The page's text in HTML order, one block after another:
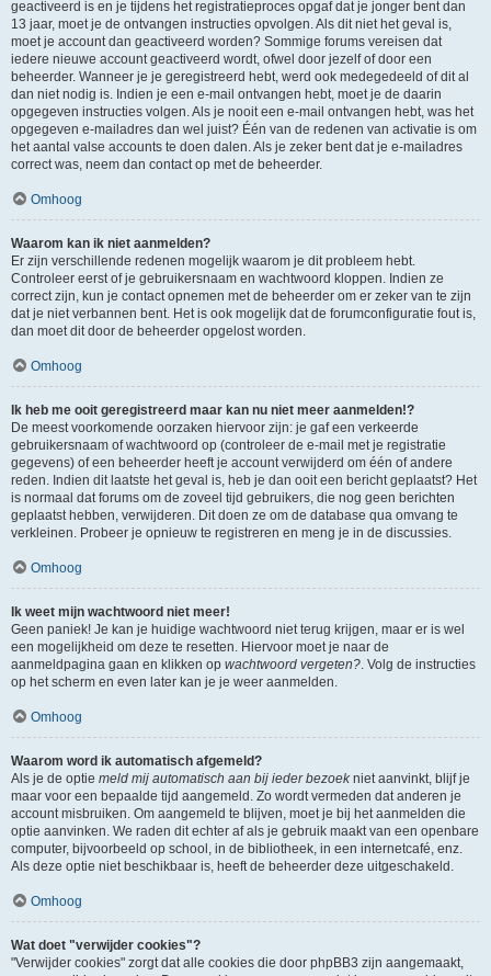
geactiveerd is en je tijdens het registratieproces opgaf dat je jonger bent dan
13 jaar, moet je de ontvangen instructies opvolgen. Als dit niet het geval is,
moet je account dan geactiveerd worden? Sommige forums vereisen dat
iedere nieuwe account geactiveerd wordt, ofwel door jezelf of door een
beheerder. Wanneer je je geregistreerd hebt, werd ook medegedeeld of dit al
dan niet nodig is. Indien je een e-mail ontvangen hebt, moet je de daarin
opgegeven instructies volgen. Als je nooit een e-mail ontvangen hebt, was het
opgegeven e-mailadres dan wel juist? Één van de redenen van activatie is om
het aantal valse accounts te doen dalen. Als je zeker bent dat je e-mailadres
correct was, neem dan contact op met de beheerder.
Omhoog
Waarom kan ik niet aanmelden?
Er zijn verschillende redenen mogelijk waarom je dit probleem hebt.
Controleer eerst of je gebruikersnaam en wachtwoord kloppen. Indien ze
correct zijn, kun je contact opnemen met de beheerder om er zeker van te zijn
dat je niet verbannen bent. Het is ook mogelijk dat de forumconfiguratie fout is,
dan moet dit door de beheerder opgelost worden.
Omhoog
Ik heb me ooit geregistreerd maar kan nu niet meer aanmelden!?
De meest voorkomende oorzaken hiervoor zijn: je gaf een verkeerde
gebruikersnaam of wachtwoord op (controleer de e-mail met je registratie
gegevens) of een beheerder heeft je account verwijderd om één of andere
reden. Indien dit laatste het geval is, heb je dan ooit een bericht geplaatst? Het
is normaal dat forums om de zoveel tijd gebruikers, die nog geen berichten
geplaatst hebben, verwijderen. Dit doen ze om de database qua omvang te
verkleinen. Probeer je opnieuw te registreren en meng je in de discussies.
Omhoog
Ik weet mijn wachtwoord niet meer!
Geen paniek! Je kan je huidige wachtwoord niet terug krijgen, maar er is wel
een mogelijkheid om deze te resetten. Hiervoor moet je naar de
aanmeldpagina gaan en klikken op wachtwoord vergeten?. Volg de instructies
op het scherm en even later kan je je weer aanmelden.
Omhoog
Waarom word ik automatisch afgemeld?
Als je de optie meld mij automatisch aan bij ieder bezoekniet aanvinkt, blijf je
maar voor een bepaalde tijd aangemeld. Zo wordt vermeden dat anderen je
account misbruiken. Om aangemeld te blijven, moet je bij het aanmelden die
optie aanvinken. We raden dit echter af als je gebruik maakt van een openbare
computer, bijvoorbeeld op school, in de bibliotheek, in een internetcafé, enz.
Als deze optie niet beschikbaar is, heeft de beheerder deze uitgeschakeld.
Omhoog
Wat doet "verwijder cookies"?
"Verwijder cookies" zorgt dat alle cookies die door phpBB3 zijn aangemaakt,